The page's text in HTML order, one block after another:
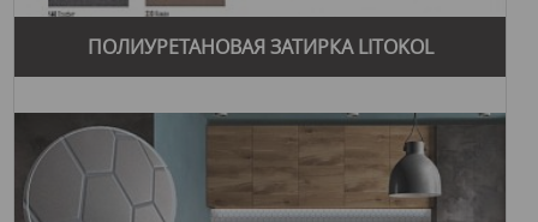
ПОЛИУРЕТАНОВАЯ ЗАТИРКА LITOKOL